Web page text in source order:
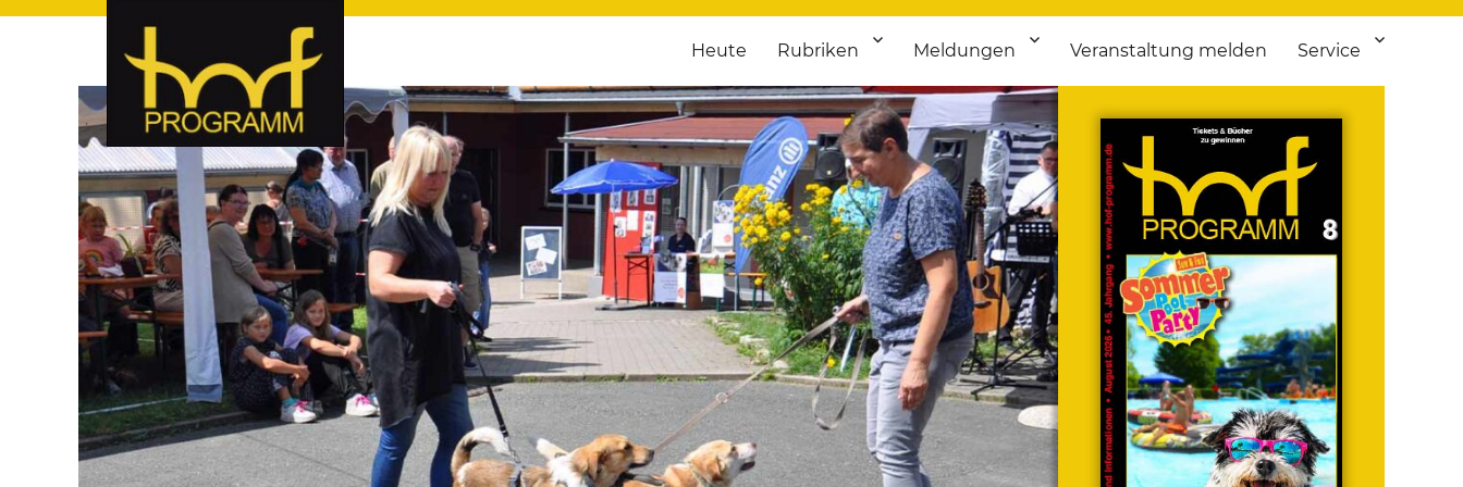
hof-programm – das Veranstaltungsportal für Hochfranken
hof-programm – das Veranstaltungsportal für Hof und Hochfranken. Täglich aktuelle Termine von Kultur bis Sport, von Theater bis Flohmarkt.
Heute Rubriken Meldungen Veranstaltung melden Service